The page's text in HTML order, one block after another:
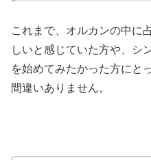
これまで、オルカンの中に
しいと感じていた方や、シ
を始めてみたかった方にと
間違いありません。